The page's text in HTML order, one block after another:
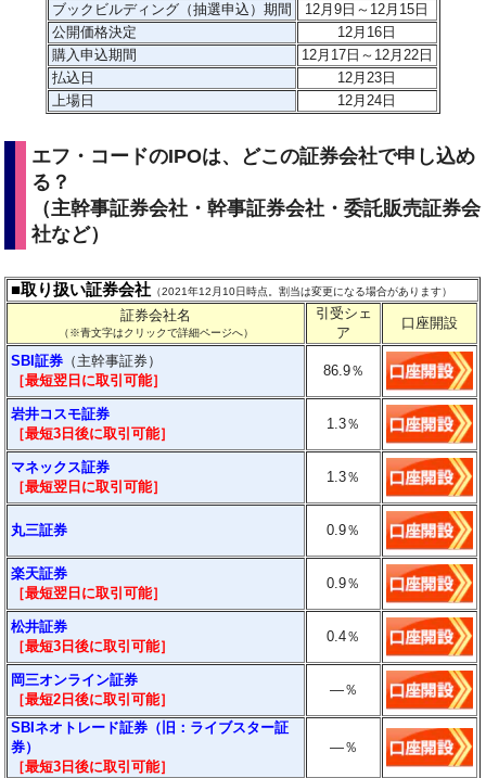
ブックビルディング（抽選申込）期間
12月9日～12月15日
公開価格決定
12月16日
購入申込期間
12月17日～12月22日
払込日
12月23日
上場日
12月24日
エフ・コードのIPOは、どこの証券会社で申し込め
る？
（主幹事証券会社・幹事証券会社・委託販売証券会
社など）
■取り扱い証券会社 （2021年12月10日時点。割当は変更になる場合があります）
証券会社名
（※青文字はクリックで詳細ページへ）
引受シェ
ア
口座開設
SBI証券 （主幹事証券）
［最短翌日に取引可能］
86.9％
岩井コスモ証券
［最短3日後に取引可能］
1.3％
マネックス証券
［最短翌日に取引可能］
1.3％
丸三証券 0.9％
楽天証券
［最短翌日に取引可能］
0.9％
松井証券
［最短3日後に取引可能］
0.4％
岡三オンライン証券
［最短2日後に取引可能］
―％
SBIネオトレード証券（旧：ライブスター証
券）
［最短3日後に取引可能］
―％